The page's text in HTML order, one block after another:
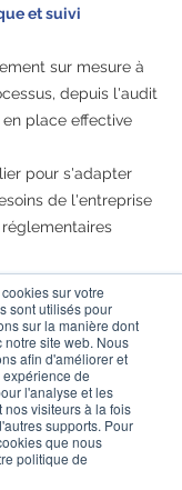
sur votre
sont utilisés pour
sur la manière dont
site web. Nous
afin d'améliorer et
de
l'analyse et les
visiteurs à la fois
supports. Pour
que nous
politique de
et suivi
sur mesure à
depuis l'audit
place effective
pour s'adapter
de l'entreprise
et l'efficacité
les premiers